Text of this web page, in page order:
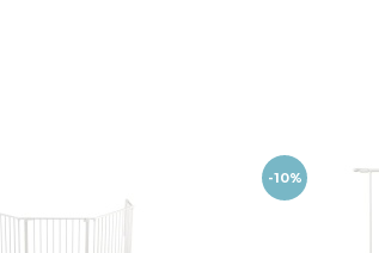
-10%